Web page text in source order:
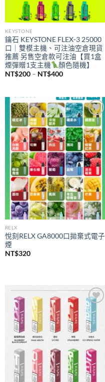
KEYSTONE
鑰石 KEYSTONE FLEX-3 25000
口｜雙模主機、可注油空倉現貨
推薦 另售空倉款可注油【買1盒
煙彈贈1支主機
顏色隨機】
NT$200 – NT$400價
NT$200
到
NT$400
Add to
wishlist
RELX
悅刻RELX GA8000口拋棄式電子
煙
NT$320
Add to
wishlist